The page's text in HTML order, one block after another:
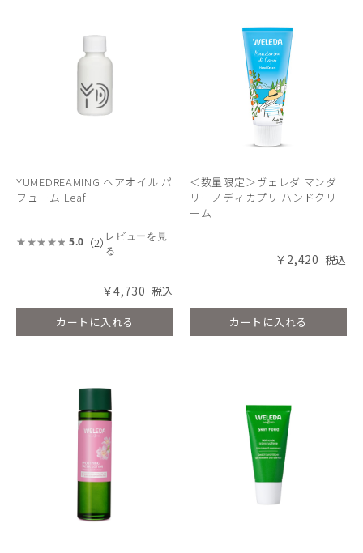
YUMEDREAMING ヘアオイル パ
フューム Leaf
5.0 （2） レビューを見
る
￥4,730
カートに入れる
＜数量限定＞ヴェレダ マンダ
リーノディカプリ ハンドクリ
ーム
￥2,420
カートに入れる